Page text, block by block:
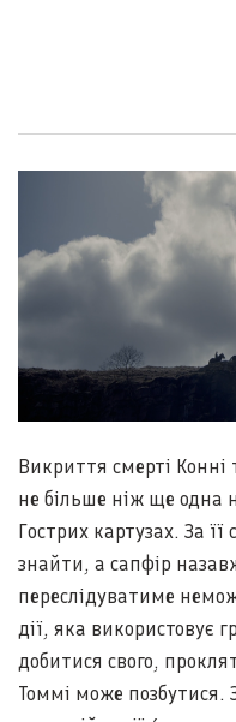
Викриття смерті
не більше ніж ще одна
Гострих картузах. За
знайти, а сапфір
переслідуватиме
дії, яка використовує
добитися свого,
Томмі може позбутися.